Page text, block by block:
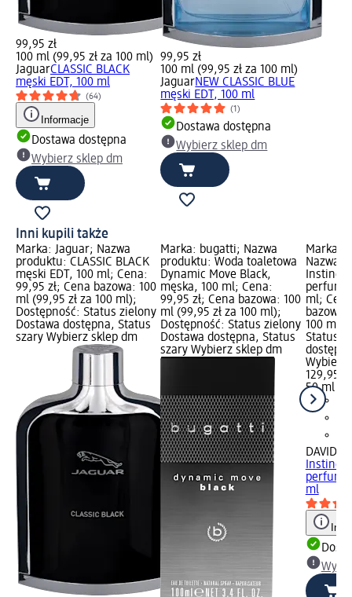
99,95 zł
100 ml (99,95 zł za 100 ml)
JaguarCLASSIC BLACK
męski EDT, 100 ml
(64)
Informacje
Dostawa dostępna
Wybierz sklep dm
99,95 zł
100 ml (99,95 zł za 100 ml)
JaguarNEW CLASSIC BLUE
męski EDT, 100 ml
(1)
Dostawa dostępna
Wybierz sklep dm
Inni kupili także
Marka: Jaguar; Nazwa
produktu: CLASSIC BLACK
męski EDT, 100 ml; Cena:
99,95 zł; Cena bazowa: 100
ml (99,95 zł za 100 ml);
Dostępność: Status zielony
Dostawa dostępna, Status
szary Wybierz sklep dm
Marka: bugatti; Nazwa
produktu: Woda toaletowa
Dynamic Move Black,
męska, 100 ml; Cena:
99,95 zł; Cena bazowa: 100
ml (99,95 zł za 100 ml);
Dostępność: Status zielony
Dostawa dostępna, Status
szary Wybierz sklep dm
Marka:
Nazwa
Instinct
ml;
bazowa:
100 ml);
Status
Wybierz
129,95 zł
50 ml
DAVID
Instinct
ml